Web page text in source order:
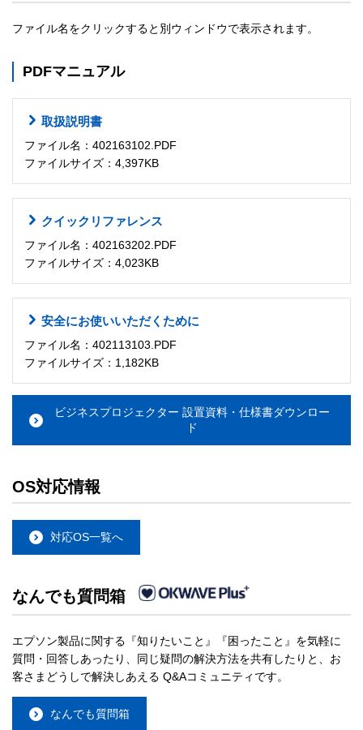
ファイル名をクリックすると別ウィンドウで表示されます。
PDFマニュアル
取扱説明書
ファイル名：402163102.PDF
ファイルサイズ：4,397KB
クイックリファレンス
ファイル名：402163202.PDF
ファイルサイズ：4,023KB
安全にお使いいただくために
ファイル名：402113103.PDF
ファイルサイズ：1,182KB
ビジネスプロジェクター 設置資料・仕様書ダウンロー
ド
OS対応情報
対応OS一覧へ
なんでも質問箱
エプソン製品に関する『知りたいこと』『困ったこと』を気軽に
質問・回答しあったり、同じ疑問の解決方法を共有したりと、お
客さまどうしで解決しあえる Q&Aコミュニティです。
なんでも質問箱